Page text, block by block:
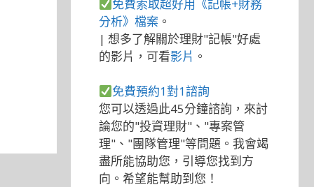
免費索取超好用《記帳+財務
分析》檔案 。
| 想多了解關於理財"記帳"好處
的影片，可看影片 。
免費預約1對1諮詢
您可以透過此45分鐘諮詢，來討
論您的"投資理財"、"專案管
理"、"團隊管理"等問題。我會竭
盡所能協助您，引導您找到方
向。希望能幫助到您！